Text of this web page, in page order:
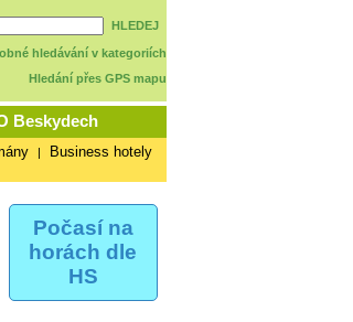
HLEDEJ
hledávání v kategoriích
Hledání přes GPS mapu
Beskydech
| Business hotely
Počasí na
horách dle
HS